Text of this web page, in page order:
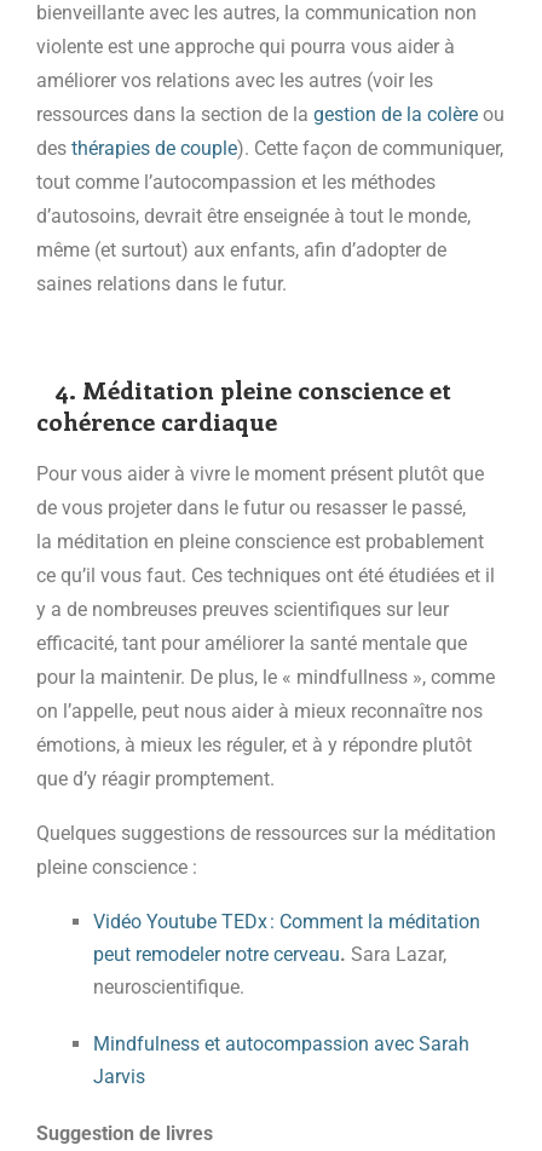
bienveillante avec les autres, la communication non
violente est une approche qui pourra vous aider à
améliorer vos relations avec les autres (voir les
ressources dans la section de la gestion de la colère ou
des thérapies de couple). Cette façon de communiquer,
tout comme l’autocompassion et les méthodes
d’autosoins, devrait être enseignée à tout le monde,
même (et surtout) aux enfants, afin d’adopter de
saines relations dans le futur.
4. Méditation pleine conscience et
cohérence cardiaque
Pour vous aider à vivre le moment présent plutôt que
de vous projeter dans le futur ou resasser le passé,
la méditation en pleine conscience est probablement
ce qu’il vous faut. Ces techniques ont été étudiées et il
y a de nombreuses preuves scientifiques sur leur
efficacité, tant pour améliorer la santé mentale que
pour la maintenir. De plus, le « mindfullness », comme
on l’appelle, peut nous aider à mieux reconnaître nos
émotions, à mieux les réguler, et à y répondre plutôt
que d’y réagir promptement.
Quelques suggestions de ressources sur la méditation
pleine conscience :
Vidéo Youtube TEDx : Comment la méditation
peut remodeler notre cerveau. Sara Lazar,
neuroscientifique.
Mindfulness et autocompassion avec Sarah
Jarvis
Suggestion de livres